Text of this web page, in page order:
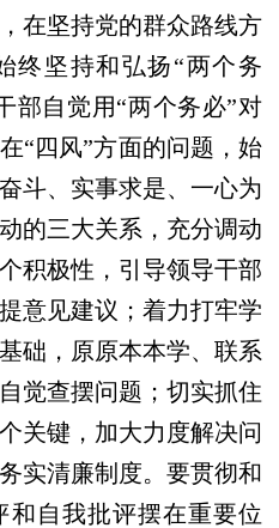
在坚持党的群众路线方
终坚持和弘扬“两个务
部自觉用“两个务必”对
“四风”方面的问题，始
斗、实事求是、一心为
的三大关系，充分调动
积极性，引导领导干部
意见建议；着力打牢学
础，原原本本学、联系
觉查摆问题；切实抓住
关键，加大力度解决问
实清廉制度。要贯彻和
和自我批评摆在重要位